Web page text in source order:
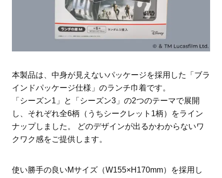
本製品は、中身が見えないパッケージを採用した「ブラ
インドパッケージ仕様」のランチ巾着です。
「シーズン1」と「シーズン3」の2つのテーマで展開
し、それぞれ全6柄（うちシークレット1柄）をライン
ナップしました。 どのデザインが出るかわからないワ
クワク感をご提供します。
使い勝手の良いMサイズ（W155×H170mm）を採用し